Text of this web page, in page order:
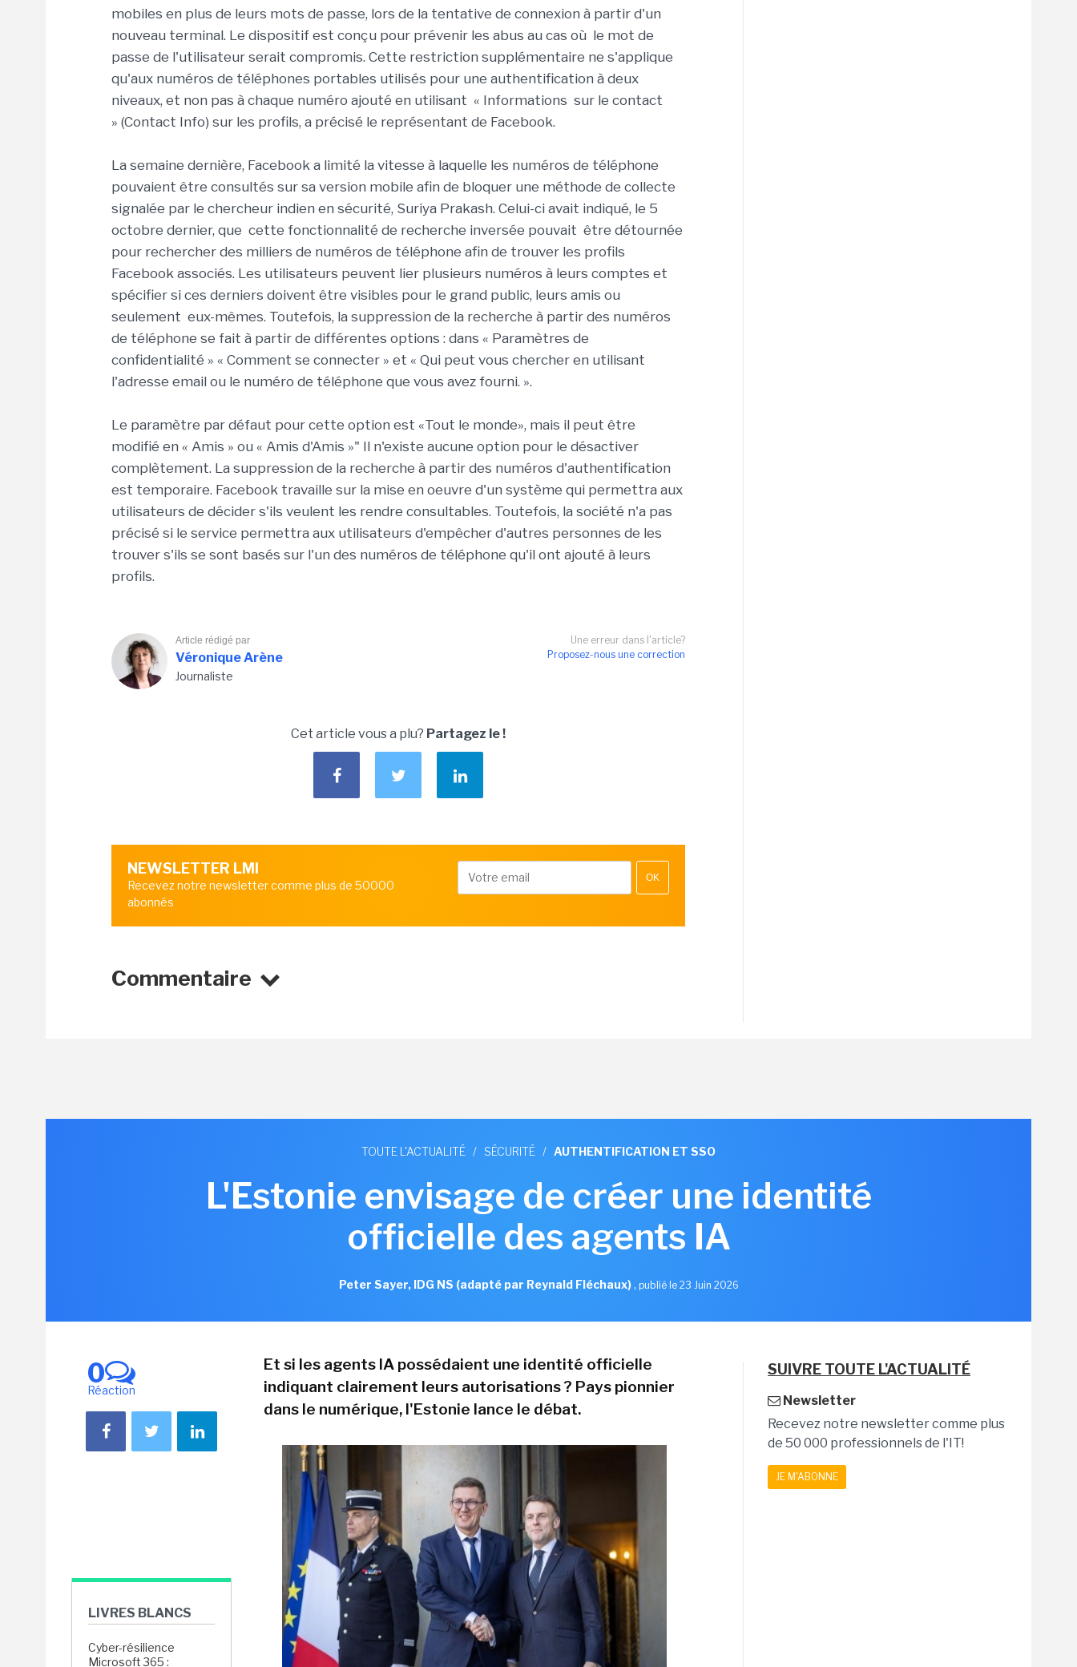
mobiles en plus de leurs mots de passe, lors de la tentative de connexion à partir d'un
nouveau terminal. Le dispositif est conçu pour prévenir les abus au cas où le mot de
passe de l'utilisateur serait compromis. Cette restriction supplémentaire ne s'applique
qu'aux numéros de téléphones portables utilisés pour une authentification à deux
niveaux, et non pas à chaque numéro ajouté en utilisant « Informations sur le contact
» (Contact Info) sur les profils, a précisé le représentant de Facebook.
La semaine dernière, Facebook a limité la vitesse à laquelle les numéros de téléphone
pouvaient être consultés sur sa version mobile afin de bloquer une méthode de collecte
signalée par le chercheur indien en sécurité, Suriya Prakash. Celui-ci avait indiqué, le 5
octobre dernier, que cette fonctionnalité de recherche inversée pouvait être détournée
pour rechercher des milliers de numéros de téléphone afin de trouver les profils
Facebook associés. Les utilisateurs peuvent lier plusieurs numéros à leurs comptes et
spécifier si ces derniers doivent être visibles pour le grand public, leurs amis ou
seulement eux-mêmes. Toutefois, la suppression de la recherche à partir des numéros
de téléphone se fait à partir de différentes options : dans « Paramètres de
confidentialité » « Comment se connecter » et « Qui peut vous chercher en utilisant
l'adresse email ou le numéro de téléphone que vous avez fourni. ».
Le paramètre par défaut pour cette option est «Tout le monde», mais il peut être
modifié en « Amis » ou « Amis d'Amis »" Il n'existe aucune option pour le désactiver
complètement. La suppression de la recherche à partir des numéros d'authentification
est temporaire. Facebook travaille sur la mise en oeuvre d'un système qui permettra aux
utilisateurs de décider s'ils veulent les rendre consultables. Toutefois, la société n'a pas
précisé si le service permettra aux utilisateurs d'empêcher d'autres personnes de les
trouver s'ils se sont basés sur l'un des numéros de téléphone qu'il ont ajouté à leurs
profils.
Une erreur dans l'article?
Proposez-nous une correction
Article rédigé par
Véronique Arène
Journaliste
Cet article vous a plu? Partagez le !
NEWSLETTER LMI
Recevez notre newsletter comme plus de 50000
abonnés
OK
Commentaire
TOUTE L'ACTUALITÉ / SÉCURITÉ / AUTHENTIFICATION ET SSO
L'Estonie envisage de créer une identité
officielle des agents IA
Peter Sayer, IDG NS (adapté par Reynald Fléchaux), publié le 23 Juin 2026
0
Réaction
LIVRES BLANCS
Cyber-résilience
Microsoft 365 :
Et si les agents IA possédaient une identité officielle
indiquant clairement leurs autorisations ? Pays pionnier
dans le numérique, l'Estonie lance le débat.
SUIVRE TOUTE L'ACTUALITÉ
Newsletter
Recevez notre newsletter comme plus
de 50 000 professionnels de l'IT!
JE M'ABONNE